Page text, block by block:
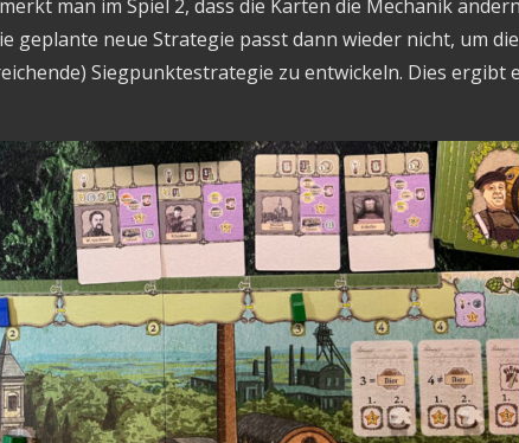
man im Spiel 2, dass die Karten die Mechanik
geplante neue Strategie passt dann wieder nicht, um die
Siegpunktestrategie zu entwickeln. Dies ergibt